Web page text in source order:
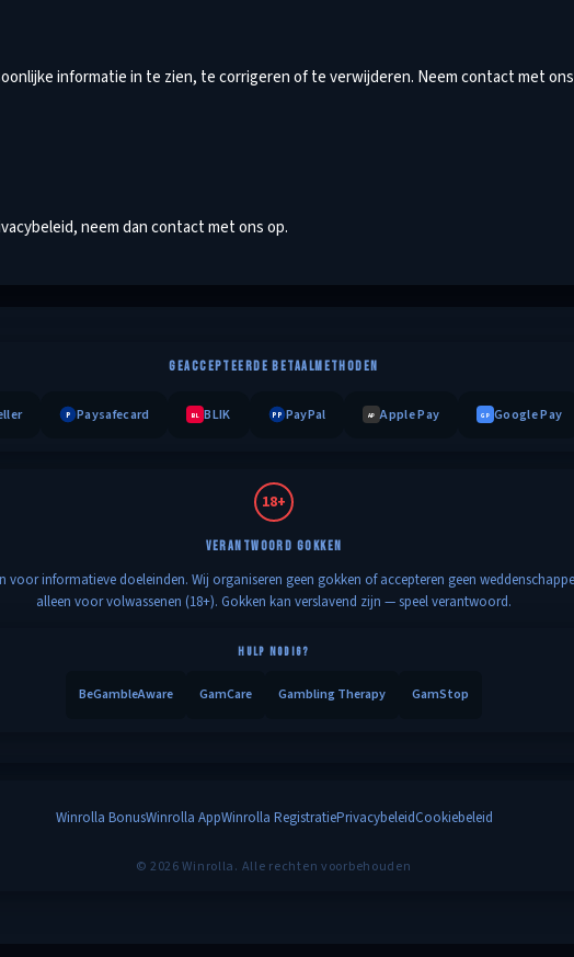
informatie in te zien, te corrigeren of te verwijderen. Neem contact met
neem dan contact met ons op.
GEACCEPTEERDE BETAALMETHODEN
P Paysafecard BL BLIK PP PayPal AP Apple Pay GP Google Pay
18+
VERANTWOORD GOKKEN
voor informatieve doeleinden. Wij organiseren geen gokken of accepteren geen
alleen voor volwassenen (18+). Gokken kan verslavend zijn — speel verantwoord.
HULP NODIG?
BeGambleAware GamCare Gambling Therapy GamStop
Winrolla BonusWinrolla AppWinrolla RegistratiePrivacybeleidCookiebeleid
© 2026 Winrolla. Alle rechten voorbehouden